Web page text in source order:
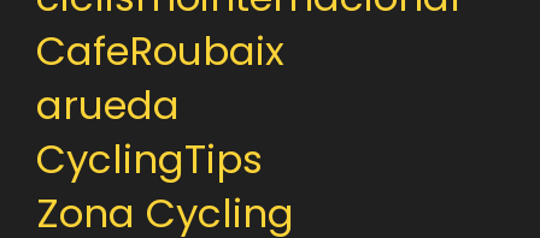
CafeRoubaix
arueda
CyclingTips
Zona Cycling